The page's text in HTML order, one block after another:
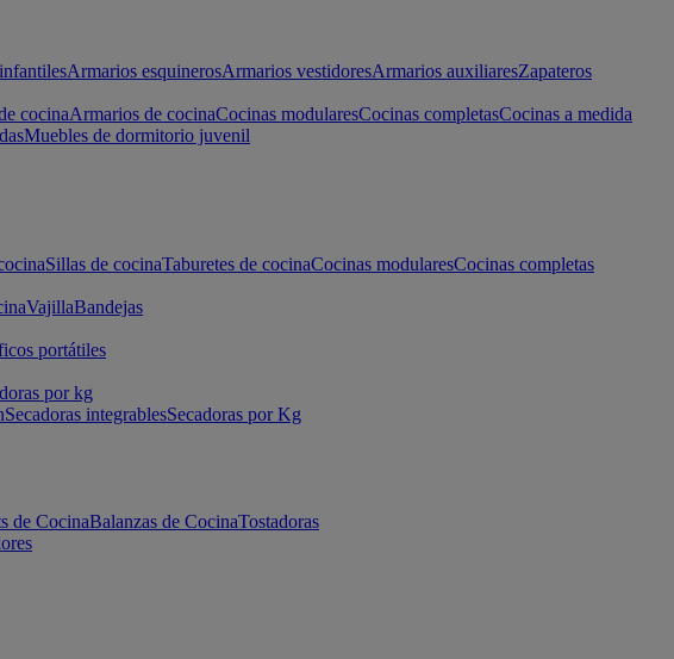
Armarios esquinerosArmarios vestidoresArmarios auxiliaresZapateros
cocinaArmarios de cocinaCocinas modularesCocinas completasCocinas a medida
Muebles de dormitorio juvenil
Sillas de cocinaTaburetes de cocinaCocinas modularesCocinas completas
VajillaBandejas
portátiles
por kg
Secadoras integrablesSecadoras por Kg
de CocinaBalanzas de CocinaTostadoras